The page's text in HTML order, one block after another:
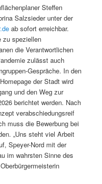
Steffen
Salzsieder unter der
ab sofort erreichbar.
zu speziellen
die Verantwortlichen
zulässt auch
Gespräche. In den
der Stadt wird
und den Weg zur
berichtet werden. Nach
verabschiedungsreif
muss die Bewerbung bei
„Uns steht viel Arbeit
Speyer-Nord mit der
im wahrsten Sinne des